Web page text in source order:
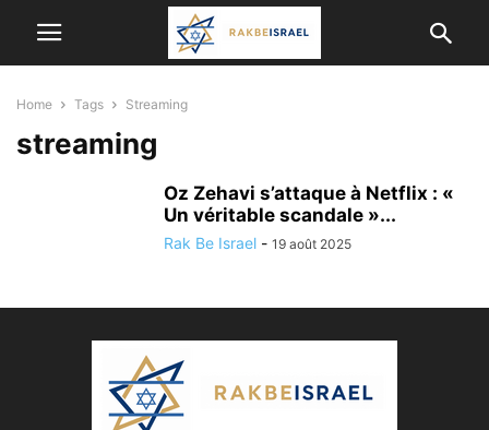
Home Tags Streaming
streaming
Oz Zehavi s’attaque à Netflix : «
Un véritable scandale »...
Rak Be Israel - 19 août 2025